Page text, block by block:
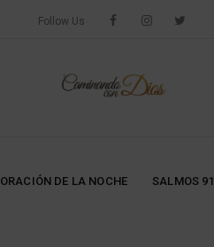
Follow Us
ORACIÓN DE LA NOCHE SALMOS 91